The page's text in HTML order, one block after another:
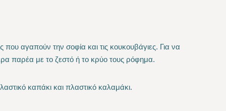
που αγαπούν την σοφία και τις κουκουβάγιες. Για να
παρέα με το ζεστό ή το κρύο τους ρόφημα.
καπάκι και πλαστικό καλαμάκι.